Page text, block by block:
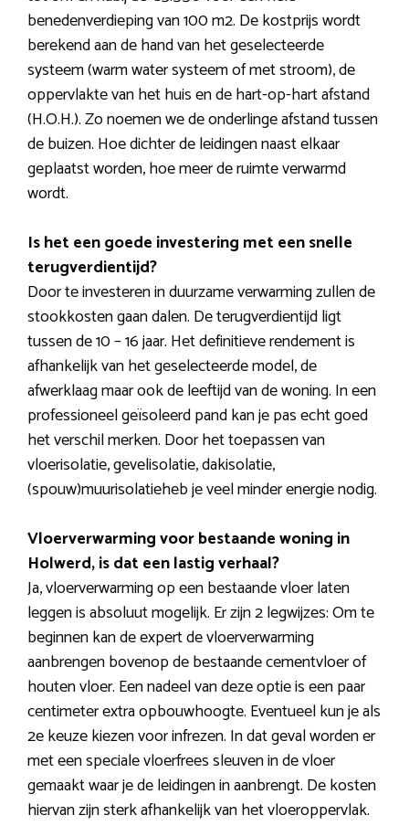
benedenverdieping van 100 m2. De kostprijs wordt
berekend aan de hand van het geselecteerde
systeem (warm water systeem of met stroom), de
oppervlakte van het huis en de hart-op-hart afstand
(H.O.H.). Zo noemen we de onderlinge afstand tussen
de buizen. Hoe dichter de leidingen naast elkaar
geplaatst worden, hoe meer de ruimte verwarmd
wordt.
Is het een goede investering met een snelle
terugverdientijd?
Door te investeren in duurzame verwarming zullen de
stookkosten gaan dalen. De terugverdientijd ligt
tussen de 10 – 16 jaar. Het definitieve rendement is
afhankelijk van het geselecteerde model, de
afwerklaag maar ook de leeftijd van de woning. In een
professioneel geïsoleerd pand kan je pas echt goed
het verschil merken. Door het toepassen van
vloerisolatie, gevelisolatie, dakisolatie,
(spouw)muurisolatieheb je veel minder energie nodig.
Vloerverwarming voor bestaande woning in
Holwerd, is dat een lastig verhaal?
Ja, vloerverwarming op een bestaande vloer laten
leggen is absoluut mogelijk. Er zijn 2 legwijzes: Om te
beginnen kan de expert de vloerverwarming
aanbrengen bovenop de bestaande cementvloer of
houten vloer. Een nadeel van deze optie is een paar
centimeter extra opbouwhoogte. Eventueel kun je als
2e keuze kiezen voor infrezen. In dat geval worden er
met een speciale vloerfrees sleuven in de vloer
gemaakt waar je de leidingen in aanbrengt. De kosten
hiervan zijn sterk afhankelijk van het vloeroppervlak.